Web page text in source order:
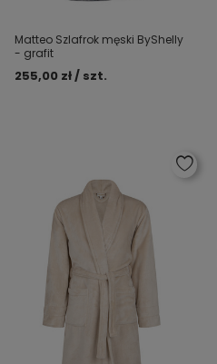
Matteo Szlafrok męski ByShelly
- grafit
255,00 zł / szt.